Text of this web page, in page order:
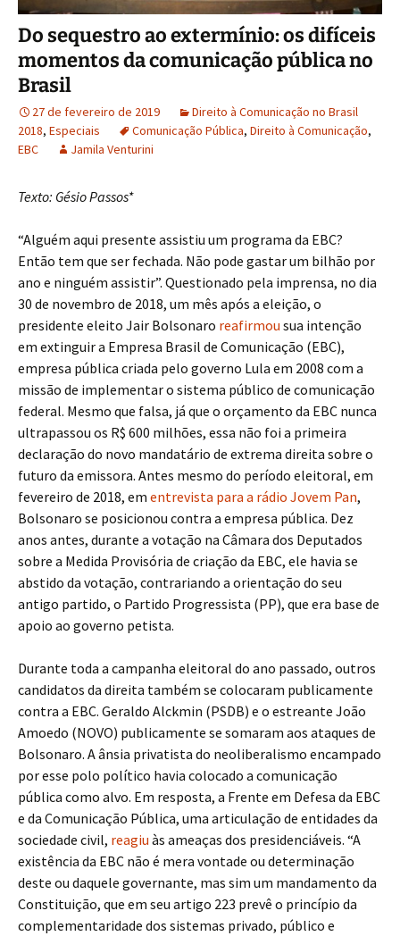
Do sequestro ao extermínio: os difíceis
momentos da comunicação pública no
Brasil
27 de fevereiro de 2019
Direito à Comunicação no Brasil
2018, Especiais Comunicação Pública, Direito à Comunicação,
EBC
Jamila Venturini
Texto: Gésio Passos*
“Alguém aqui presente assistiu um programa da EBC?
Então tem que ser fechada. Não pode gastar um bilhão por
ano e ninguém assistir”. Questionado pela imprensa, no dia
30 de novembro de 2018, um mês após a eleição, o
presidente eleito Jair Bolsonaro reafirmou sua intenção
em extinguir a Empresa Brasil de Comunicação (EBC),
empresa pública criada pelo governo Lula em 2008 com a
missão de implementar o sistema público de comunicação
federal. Mesmo que falsa, já que o orçamento da EBC nunca
ultrapassou os R$ 600 milhões, essa não foi a primeira
declaração do novo mandatário de extrema direita sobre o
futuro da emissora. Antes mesmo do período eleitoral, em
fevereiro de 2018, em entrevista para a rádio Jovem Pan,
Bolsonaro se posicionou contra a empresa pública. Dez
anos antes, durante a votação na Câmara dos Deputados
sobre a Medida Provisória de criação da EBC, ele havia se
abstido da votação, contrariando a orientação do seu
antigo partido, o Partido Progressista (PP), que era base de
apoio ao governo petista.
Durante toda a campanha eleitoral do ano passado, outros
candidatos da direita também se colocaram publicamente
contra a EBC. Geraldo Alckmin (PSDB) e o estreante João
Amoedo (NOVO) publicamente se somaram aos ataques de
Bolsonaro. A ânsia privatista do neoliberalismo encampado
por esse polo político havia colocado a comunicação
pública como alvo. Em resposta, a Frente em Defesa da EBC
e da Comunicação Pública, uma articulação de entidades da
sociedade civil, reagiu às ameaças dos presidenciáveis. “A
existência da EBC não é mera vontade ou determinação
deste ou daquele governante, mas sim um mandamento da
Constituição, que em seu artigo 223 prevê o princípio da
complementaridade dos sistemas privado, público e